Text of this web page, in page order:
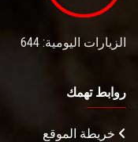
الزيارات اليومية: 644
روابط تهمك
خريطة الموقع